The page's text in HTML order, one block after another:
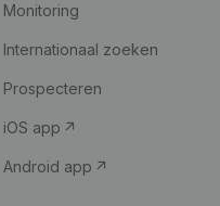
Monitoring
Internationaal zoeken
Prospecteren
iOS app
Android app